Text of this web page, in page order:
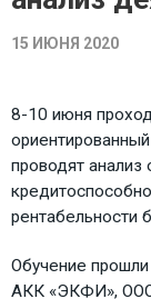
15 ИЮНЯ 2020
8-10 июня
проводят анализ
рентабельности
Обучение
АКК «ЭКФИ», ООО